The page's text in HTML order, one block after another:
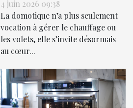
ou sensoriser ?
4 juin 2026 09:38
La domotique n’a plus seulement
vocation à gérer le chauffage ou
les volets, elle s’invite désormais
au cœur...